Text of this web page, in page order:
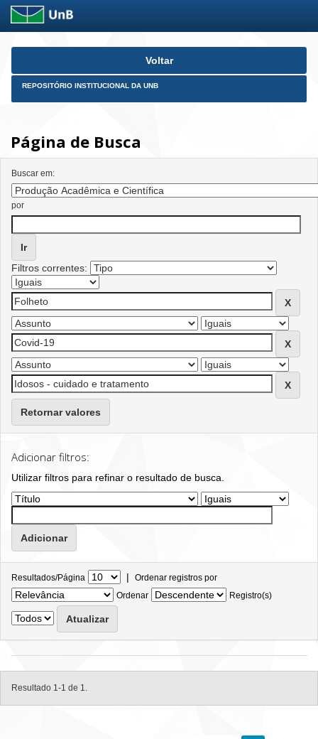
Skip
Voltar
REPOSITÓRIO INSTITUCIONAL DA UNB
Página de Busca
Buscar em:
por
Filtros correntes:
Retornar valores
Adicionar filtros:
Utilizar filtros para refinar o resultado de busca.
Resultados/Página | Ordenar registros por
Ordenar
Registro(s)
Resultado 1-1 de 1.